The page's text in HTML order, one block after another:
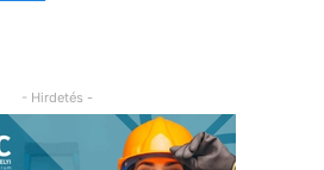
- Hirdetés -